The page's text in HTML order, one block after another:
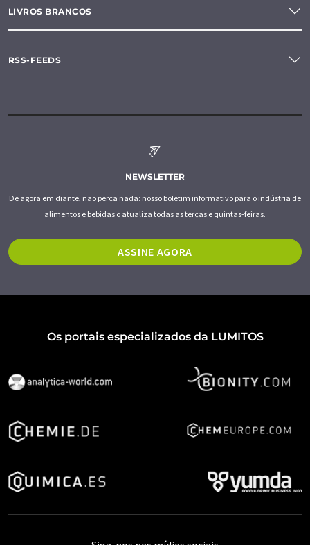
LIVROS BRANCOS
RSS-FEEDS
NEWSLETTER
De agora em diante, não perca nada: nosso boletim informativo para o indústria de
alimentos e bebidas o atualiza todas as terças e quintas-feiras.
ASSINE AGORA
Os portais especializados da LUMITOS